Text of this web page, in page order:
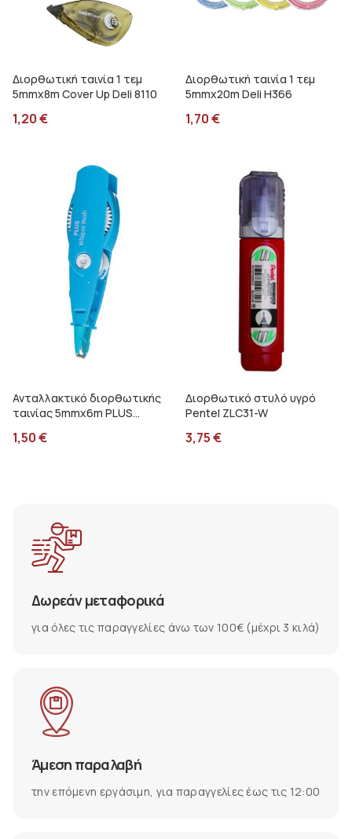
Διορθωτική ταινία 1 τεμ
5mmx8m Cover Up Deli 8110
1,20€
Διορθωτική ταινία 1 τεμ
5mmx20m Deli H366
1,70€
Ανταλλακτικό διορθωτικής
ταινίας 5mmx6m PLUS
1,50€
Διορθωτικό στυλό υγρό
Pentel ZLC31-W
3,75€
Δωρεάν μεταφορικά
για όλες τις παραγγελίες άνω των 100€ (μέχρι 3 κιλά)
Άμεση παραλαβή
την επόμενη εργάσιμη, για παραγγελίες έως τις 12:00